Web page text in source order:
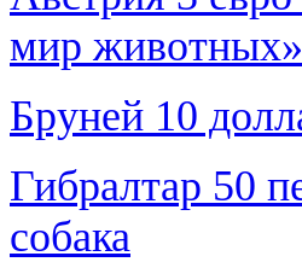
мир животных»
Бруней 10
Гибралтар 50
собака